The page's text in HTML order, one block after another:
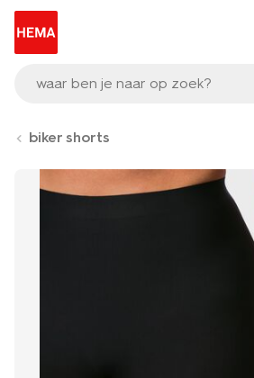
waar ben je naar op zoek?
biker shorts